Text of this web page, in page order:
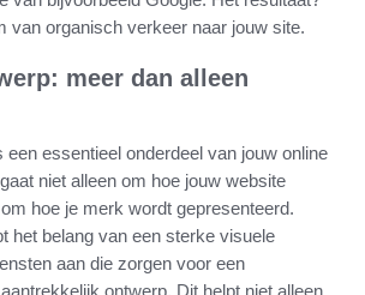
van organisch verkeer naar jouw site.
meer dan alleen
essentieel onderdeel van jouw online
niet alleen om hoe jouw website
hoe je merk wordt gepresenteerd.
het belang van een sterke visuele
aan die zorgen voor een
ontwerp. Dit helpt niet alleen